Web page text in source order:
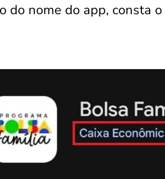
do nome do app, consta o